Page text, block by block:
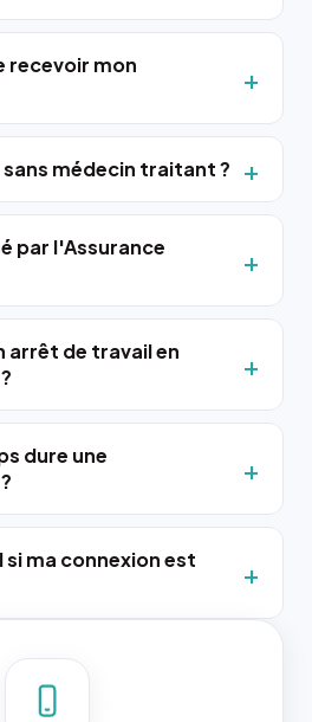
recevoir mon
médecin traitant ?
par l'Assurance
arrêt de travail en
dure une
ma connexion est